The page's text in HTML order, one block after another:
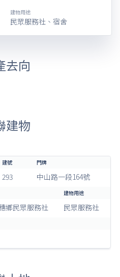
建物用途
民眾服務社、宿舍
去向
建物
293 中山路一段164號
鄉民眾服務社 民眾服務社